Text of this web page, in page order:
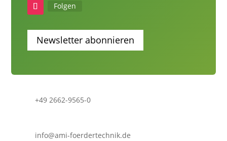
Folgen
Newsletter abonnieren
+49 2662-9565-0
info@ami-foerdertechnik.de